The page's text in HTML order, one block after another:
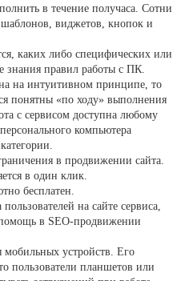
в течение получаса. Сотни
виджетов, кнопок и
каких либо специфических или
знания правил работы с ПК.
на интуитивном принципе, то
понятны «по ходу» выполнения
с сервисом доступна любому
компьютера
в продвижении сайта.
в один клик.
бесплатен.
на сайте сервиса,
в SEO-продвижении
мобильных устройств. Его
пользователи планшетов или